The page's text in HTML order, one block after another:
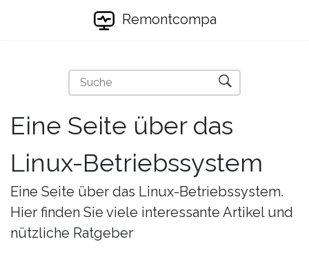
Remontcompa
Eine Seite über das
Linux-Betriebssystem
Eine Seite über das Linux-Betriebssystem.
Hier finden Sie viele interessante Artikel und
nützliche Ratgeber